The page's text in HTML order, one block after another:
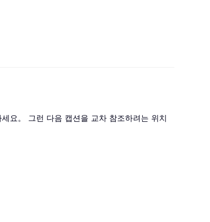
요。 그런 다음 캡션을 교차 참조하려는 위치